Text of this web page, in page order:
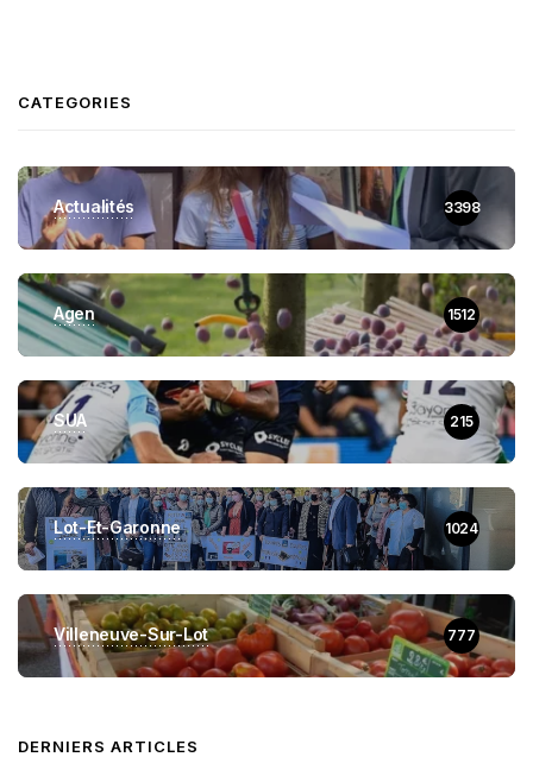
CATEGORIES
Actualités 3398
Agen 1512
SUA 215
Lot-Et-Garonne 1024
Villeneuve-Sur-Lot 777
DERNIERS ARTICLES